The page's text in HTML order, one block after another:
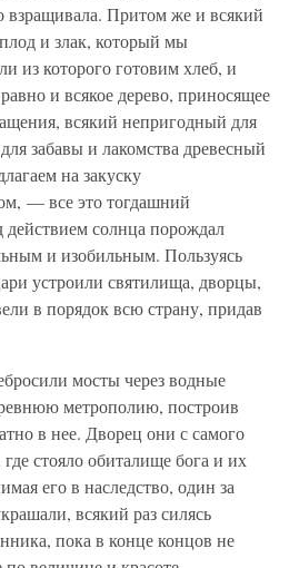
взращивала. Притом же и всякий
и злак, который мы
из которого готовим хлеб, и
и всякое дерево, приносящее
всякий непригодный для
забавы и лакомства древесный
на закуску
— все это тогдашний
солнца порождал
и изобильным. Пользуясь
устроили святилища, дворцы,
в порядок всю страну, придав
мосты через водные
метрополию, построив
в нее. Дворец они с самого
стояло обиталище бога и их
его в наследство, один за
всякий раз силясь
пока в конце концов не